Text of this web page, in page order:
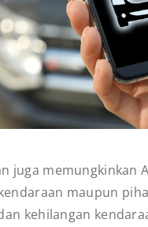
juga memungkinkan
maupun
kehilangan